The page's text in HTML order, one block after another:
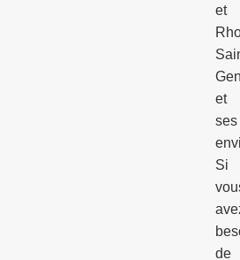
et
et
ses
Si
de